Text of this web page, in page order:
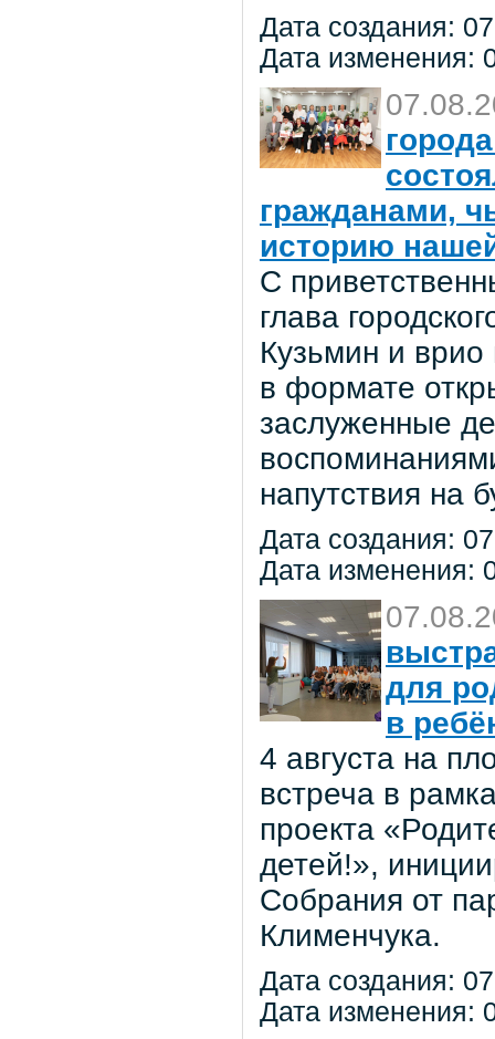
Дата создания:
Дата изменения:
гражданами,
историю
С
глава
Кузьмин и
в формате
заслуженные
напутствия на
Дата создания:
Дата изменения:
для
в
4 августа на
встреча в
проекта
детей!»,
Собрания от
Клименчука.
Дата создания:
Дата изменения: